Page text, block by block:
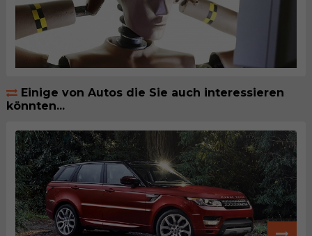
Einige von Autos die Sie auch interessieren
könnten...